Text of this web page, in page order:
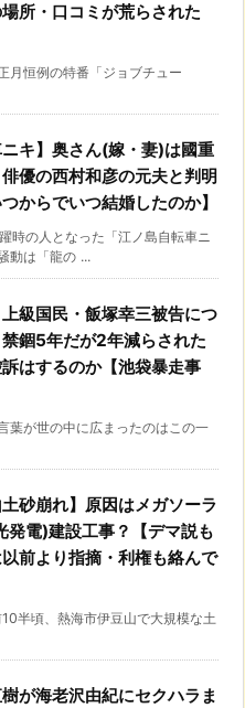
所・口コミが荒らされた
月恒例の特番「ジョブチュー
ニキ】奥さん(嫁・妻)は國重
優の西村和彦の元夫と判明
からでいつ結婚したのか】
時の人となった「江ノ島自転車ニ
動は「龍の ...
上級国民・飯塚幸三被告につ
錮5年だが2年減らされた
はするのか【池袋暴走事
葉が世の中に広まったのはこの一
土砂崩れ】原因はメガソーラ
発電)建設工事？【デマ説も
前より指摘・利権も絡んで
半頃、熱海市伊豆山で大規模な土
樹が海老沢由紀にセクハラま